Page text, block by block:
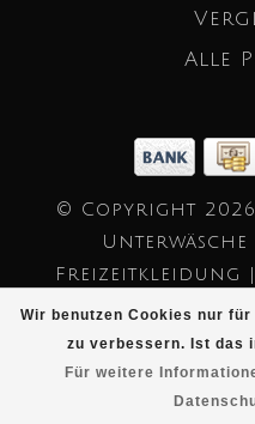
Wir benutzen Cookies nur
zu verbessern. Ist das
Für weitere
Alle
© Copyright 2026
Unterwäsche
Freizeitkleidung
Powered by